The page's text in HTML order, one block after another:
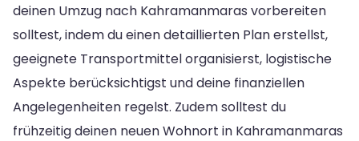
deinen Umzug nach Kahramanmaras vorbereiten
solltest, indem du einen detaillierten Plan erstellst,
geeignete Transportmittel organisierst, logistische
Aspekte berücksichtigst und deine finanziellen
Angelegenheiten regelst. Zudem solltest du
frühzeitig deinen neuen Wohnort in Kahramanmaras